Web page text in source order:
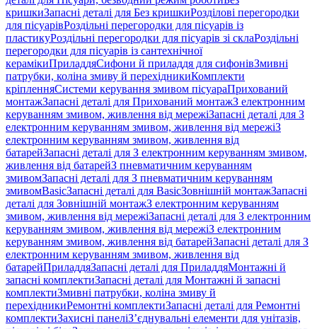
кришкиЗапасні деталі для Без кришкиРозділові перегородки
для пісуарівРоздільні перегородки для пісуарів із
пластикуРоздільні перегородки для пісуарів зі склаРоздільні
перегородки для пісуарів із сантехнічної
керамікиПриладдяСифони й приладдя для сифонівЗмивні
патрубки, коліна змиву й перехідникиКомплекти
кріпленняСистеми керування змивом пісуараПрихований
монтажЗапасні деталі для Прихований монтажЗ електронним
керуванням змивом, живлення від мережіЗапасні деталі для З
електронним керуванням змивом, живлення від мережіЗ
електронним керуванням змивом, живлення від
батарейЗапасні деталі для З електронним керуванням змивом,
живлення від батарейЗ пневматичним керуванням
змивомЗапасні деталі для З пневматичним керуванням
змивомBasicЗапасні деталі для BasicЗовнішній монтажЗапасні
деталі для Зовнішній монтажЗ електронним керуванням
змивом, живлення від мережіЗапасні деталі для З електронним
керуванням змивом, живлення від мережіЗ електронним
керуванням змивом, живлення від батарейЗапасні деталі для З
електронним керуванням змивом, живлення від
батарейПриладдяЗапасні деталі для ПриладдяМонтажні й
запасні комплектиЗапасні деталі для Монтажні й запасні
комплектиЗмивні патрубки, коліна змиву й
перехідникиРемонтні комплектиЗапасні деталі для Ремонтні
комплектиЗахисні панеліЗ’єднувальні елементи для унітазів,